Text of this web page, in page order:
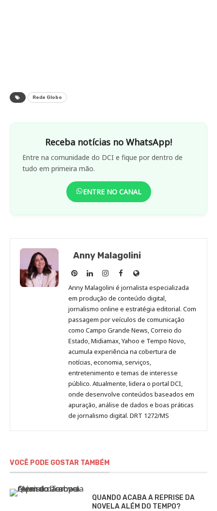
Rede Globo
Receba notícias no WhatsApp!
Entre na comunidade do DCI e fique por dentro de
tudo em primeira mão.
ENTRE NO CANAL
Anny Malagolini
Anny
Malagolini
no
Pinterest
Anny
Malagolini
no
LinkedIn
Anny
Malagolini
no
Instagram
Anny
Malagolini
no
Facebook
Site
de
Anny
Malagolini
Anny Malagolini é jornalista especializada
em produção de conteúdo digital,
jornalismo online e estratégia editorial. Com
passagem por veículos de comunicação
como Campo Grande News, Correio do
Estado, Midiamax, Yahoo e Tempo Novo,
acumula experiência na cobertura de
notícias, economia, serviços,
entretenimento e temas de interesse
público. Atualmente, lidera o portal DCI,
onde desenvolve conteúdos baseados em
apuração, análise de dados e boas práticas
de jornalismo digital. DRT 1272/MS
VOCÊ PODE GOSTAR TAMBÉM
QUANDO ACABA A REPRISE DA
NOVELA ALÉM DO TEMPO?